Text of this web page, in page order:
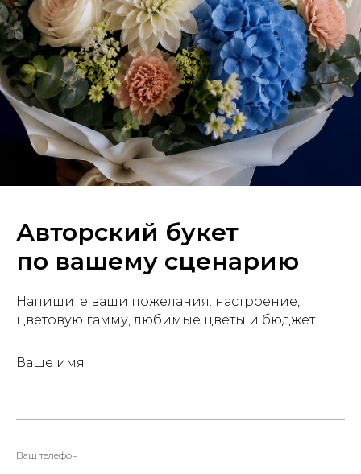
Авторский букет
по вашему сценарию
Напишите ваши пожелания: настроение,
цветовую гамму, любимые цветы и бюджет.
Ваше имя
Ваш телефон